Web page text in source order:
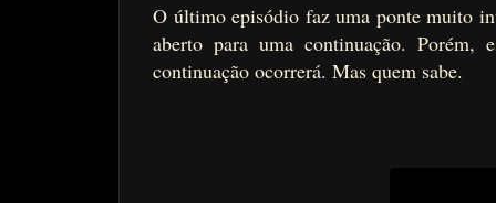
O último episódio faz uma ponte muito
aberto para uma continuação.
continuação ocorrerá. Mas quem sabe.